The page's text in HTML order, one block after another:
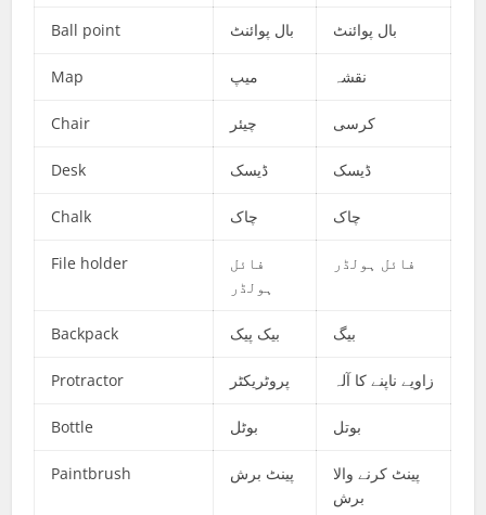
Ball point بال پوائنٹ بال پوائنٹ
Map میپ نقشہ
Chair چیئر کرسی
Desk ڈیسک ڈیسک
Chalk چاک چاک
File holder
فائل
ہولڈر
فائل ہولڈر
Backpack بیک پیک بیگ
Protractor پروٹریکٹر زاویے ناپنے کا آلہ
Bottle بوٹل بوتل
Paintbrush پینٹ برش
پینٹ کرنے والا
برش